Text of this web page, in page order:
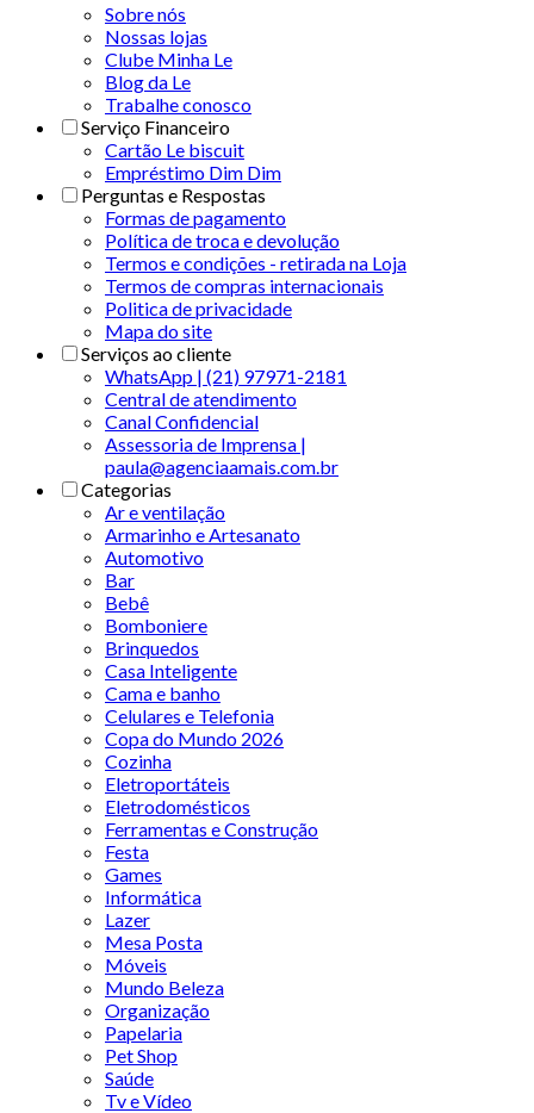
Sobre nós
Nossas lojas
Clube Minha Le
Blog da Le
Trabalhe conosco
Serviço Financeiro
Cartão Le biscuit
Empréstimo Dim Dim
Perguntas e Respostas
Formas de pagamento
Política de troca e devolução
Termos e condições - retirada na Loja
Termos de compras internacionais
Politica de privacidade
Mapa do site
Serviços ao cliente
WhatsApp | (21) 97971-2181
Central de atendimento
Canal Confidencial
Assessoria de Imprensa |
paula@agenciaamais.com.br
Categorias
Ar e ventilação
Armarinho e Artesanato
Automotivo
Bar
Bebê
Bomboniere
Brinquedos
Casa Inteligente
Cama e banho
Celulares e Telefonia
Copa do Mundo 2026
Cozinha
Eletroportáteis
Eletrodomésticos
Ferramentas e Construção
Festa
Games
Informática
Lazer
Mesa Posta
Móveis
Mundo Beleza
Organização
Papelaria
Pet Shop
Saúde
Tv e Vídeo